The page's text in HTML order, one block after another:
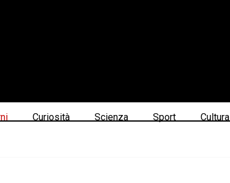
Curiosità Scienza Sport Cultura